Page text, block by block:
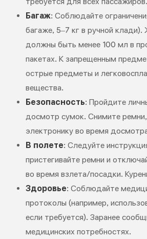
Багаж: Соблюдайте
багаже, 5–7 кг в ручной
должны быть менее 100 мл в
пакетах. К запрещенным
острые предметы и
вещества.
Безопасность: Пройдите
досмотр сумок. Снимите ремни,
электронику во время
В полете: Следуйте
пристегивайте ремни и
во время взлета/посадки.
Здоровье: Соблюдайте
протоколы (например,
если требуется). Заранее
медицинских потребностях.